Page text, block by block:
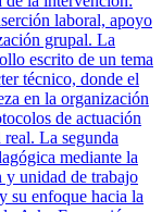
laboral, apoyo
grupal. La
escrito de un tema
técnico, donde el
en la organización
de actuación
La segunda
mediante la
y unidad de trabajo
su enfoque hacia la